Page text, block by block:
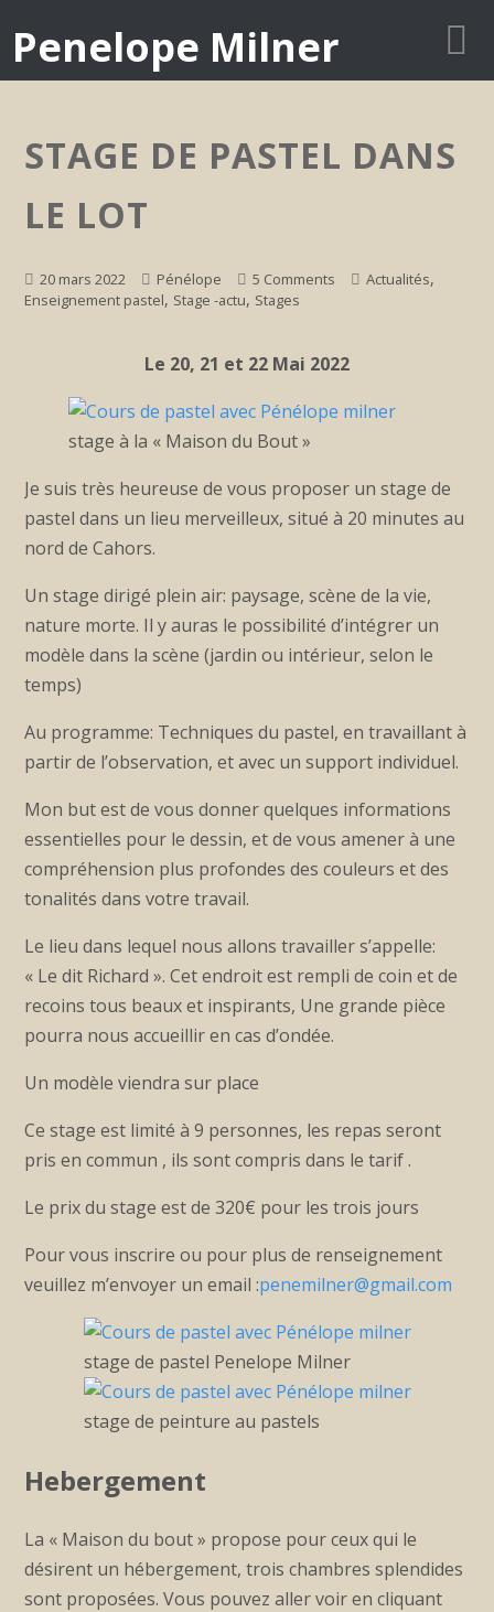
Penelope Milner
STAGE DE PASTEL DANS
LE LOT
20 mars 2022 Pénélope 5 Comments Actualités,
Enseignement pastel, Stage -actu, Stages
Le 20, 21 et 22 Mai 2022
stage à la « Maison du Bout »
Je suis très heureuse de vous proposer un stage de
pastel dans un lieu merveilleux, situé à 20 minutes au
nord de Cahors.
Un stage dirigé plein air: paysage, scène de la vie,
nature morte. Il y auras le possibilité d’intégrer un
modèle dans la scène (jardin ou intérieur, selon le
temps)
Au programme: Techniques du pastel, en travaillant à
partir de l’observation, et avec un support individuel.
Mon but est de vous donner quelques informations
essentielles pour le dessin, et de vous amener à une
compréhension plus profondes des couleurs et des
tonalités dans votre travail.
Le lieu dans lequel nous allons travailler s’appelle:
« Le dit Richard ». Cet endroit est rempli de coin et de
recoins tous beaux et inspirants, Une grande pièce
pourra nous accueillir en cas d’ondée.
Un modèle viendra sur place
Ce stage est limité à 9 personnes, les repas seront
pris en commun , ils sont compris dans le tarif .
Le prix du stage est de 320€ pour les trois jours
Pour vous inscrire ou pour plus de renseignement
veuillez m’envoyer un email :penemilner@gmail.com
stage de pastel Penelope Milner
stage de peinture au pastels
Hebergement
La « Maison du bout » propose pour ceux qui le
désirent un hébergement, trois chambres splendides
sont proposées. Vous pouvez aller voir en cliquant